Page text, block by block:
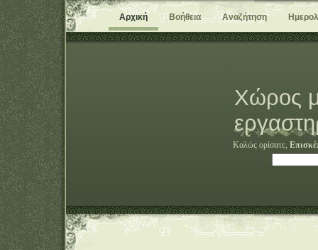
Αρχική Βοήθεια Αναζήτηση
Χώρος
Καλώς ορίσατε,